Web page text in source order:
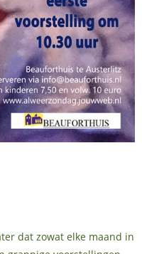
dat zowat elke maand in